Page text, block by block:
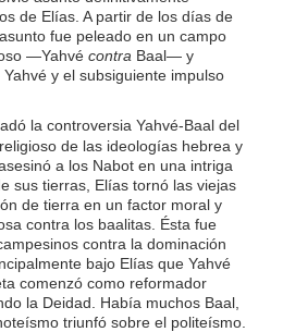
de Elías. A partir de los días de
fue peleado en un campo
—Yahvé contra Baal— y
y el subsiguiente impulso
la controversia Yahvé-Baal del
de las ideologías hebrea y
a los Nabot en una intriga
sus tierras, Elías tornó las viejas
de tierra en un factor moral y
contra los baalitas. Ésta fue
contra la dominación
bajo Elías que Yahvé
comenzó como reformador
la Deidad. Había muchos Baal,
triunfó sobre el politeísmo.